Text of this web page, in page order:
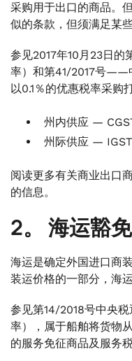
采购用于出口的商品。
似的条款，但须满足某些
参见2017年10月23日
率）和第41/2017号——
以0.1％的优惠税率采购
州内供应 —
州际供应 — IGST
阅读更多有关商业出口
的信息。
2。 海运豁免
海运是确定外国进口商
装运价格的一部分，海
参见第14/2018号中央
率），属于船舶将货物
的服务免征商品及服务税